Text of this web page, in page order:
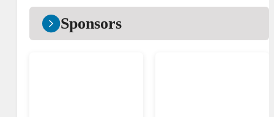
Sponsors